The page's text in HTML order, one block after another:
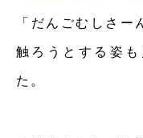
「だんごむしさー
触ろうとする姿
た。